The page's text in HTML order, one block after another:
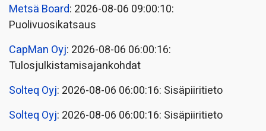
Metsä Board: 2026-08-06 09:00:10:
Puolivuosikatsaus
CapMan Oyj: 2026-08-06 06:00:16:
Tulosjulkistamisajankohdat
Solteq Oyj: 2026-08-06 06:00:16: Sisäpiiritieto
Solteq Oyj: 2026-08-06 06:00:16: Sisäpiiritieto